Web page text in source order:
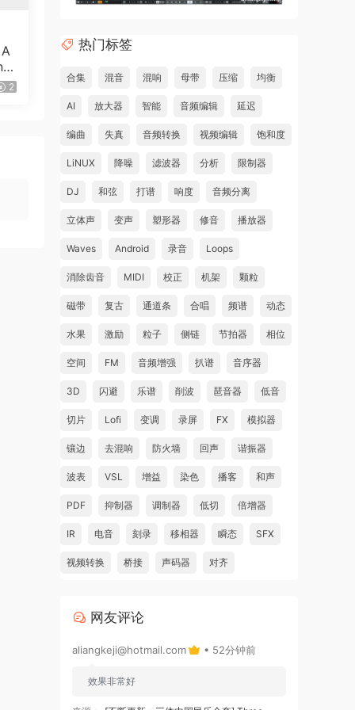
2
热门标签
合集 混音 混响 母带 压缩 均衡
AI 放大器 智能 音频编辑 延迟
编曲 失真 音频转换 视频编辑 饱和度
LiNUX 降噪 滤波器 分析 限制器
DJ 和弦 打谱 响度 音频分离
立体声 变声 塑形器 修音 播放器
Waves Android 录音 Loops
消除齿音 MIDI 校正 机架 颗粒
磁带 复古 通道条 合唱 频谱 动态
水果 激励 粒子 侧链 节拍器 相位
空间 FM 音频增强 扒谱 音序器
3D 闪避 乐谱 削波 琶音器 低音
切片 Lofi 变调 录屏 FX 模拟器
镶边 去混响 防火墙 回声 谐振器
波表 VSL 增益 染色 播客 和声
PDF 抑制器 调制器 低切 倍增器
IR 电音 刻录 移相器 瞬态 SFX
视频转换 桥接 声码器 对齐
网友评论
aliangkeji@hotmail.com • 52分钟前
效果非常好